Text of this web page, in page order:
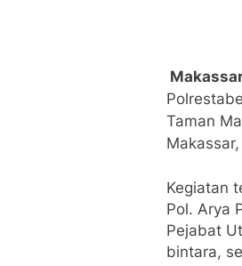
Taman
Kegiatan
Pol. Arya
Pejabat
bintara,